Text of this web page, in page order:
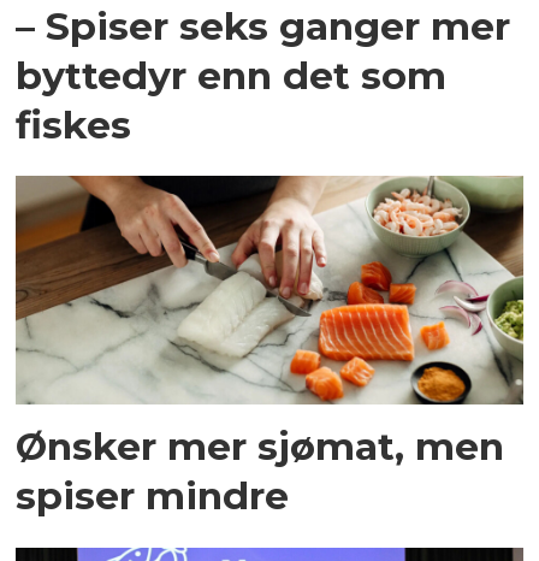
– Spiser seks ganger mer
byttedyr enn det som
fiskes
Ønsker mer sjømat, men
spiser mindre